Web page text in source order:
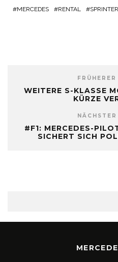
MERCEDES RENTAL SPRINTER
WEITERE S-KLASSE
KÜRZE
#F1: MERCEDES-
SICHERT SICH